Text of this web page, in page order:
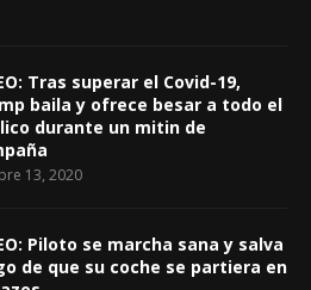
Tras superar el Covid-19,
baila y ofrece besar a todo el
durante un mitin de
13, 2020
Piloto se marcha sana y salva
de que su coche se partiera en